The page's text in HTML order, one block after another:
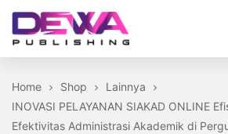
Skip
theDewa
Home
Shop
Lainnya
INOVASI PELAYANAN SIAKAD ONLINE
Efektivitas Administrasi Akademik di